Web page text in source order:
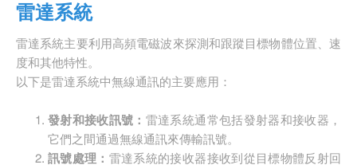
雷達系統
雷達系統主要利用高頻電磁波來探測和跟蹤目標物體位置、速
度和其他特性。
以下是雷達系統中無線通訊的主要應用：
發射和接收訊號： 雷達系統通常包括發射器和接收器，
它們之間通過無線通訊來傳輸訊號。
訊號處理： 雷達系統的接收器接收到從目標物體反射回